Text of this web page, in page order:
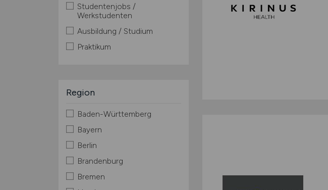
Studentenjobs /
Werkstudenten
Ausbildung / Studium
Praktikum
Region
Baden-Württemberg
Bayern
Berlin
Brandenburg
Bremen